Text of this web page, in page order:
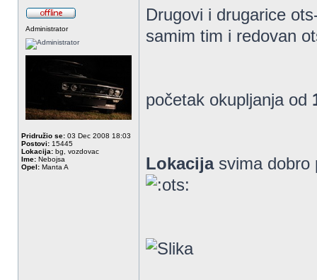
Administrator
Pridružio se: 03 Dec 2008 18:03
Postovi: 15445
Lokacija: bg, vozdovac
Ime: Nebojsa
Opel: Manta A
Drugovi i drugarice
samim tim i redovan
početak okupljanja od
Lokacijasvima dobro